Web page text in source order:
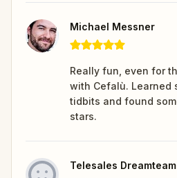
Michael Messner
Really fun, even for
with Cefalù. Learned
tidbits and found
stars.
Telesales Dreamteam